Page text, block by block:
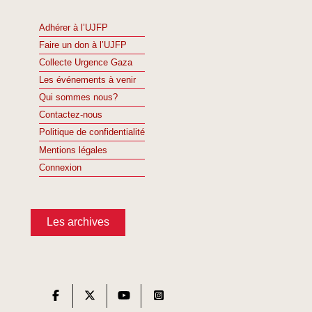
Adhérer à l’UJFP
Faire un don à l’UJFP
Collecte Urgence Gaza
Les événements à venir
Qui sommes nous?
Contactez-nous
Politique de confidentialité
Mentions légales
Connexion
Les archives